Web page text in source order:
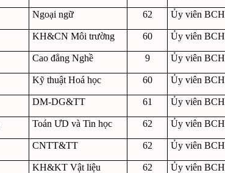
Ngoại ngữ 62 Ủy viên BCH
KH&CN Môi trường 60 Ủy viên BCH
Cao đẳng Nghề 9 Ủy viên BCH
Kỹ thuật Hoá học 60 Ủy viên BCH
DM-DG&TT 61 Ủy viên BCH
Toán ƯD và Tin học 62 Ủy viên BCH
CNTT&TT 62 Ủy viên BCH
KH&KT Vật liệu 62 Ủy viên BCH